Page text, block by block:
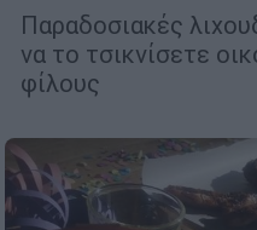
Παραδοσιακές
να το τσικνίσετε
φίλους